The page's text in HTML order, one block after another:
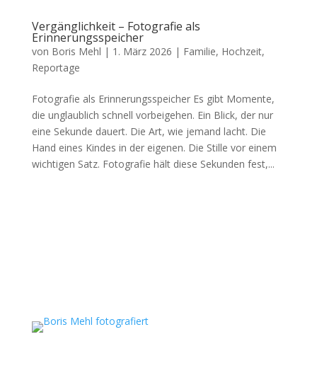
Vergänglichkeit – Fotografie als
Erinnerungsspeicher
von Boris Mehl | 1. März 2026 | Familie, Hochzeit,
Reportage
Fotografie als Erinnerungsspeicher Es gibt Momente,
die unglaublich schnell vorbeigehen. Ein Blick, der nur
eine Sekunde dauert. Die Art, wie jemand lacht. Die
Hand eines Kindes in der eigenen. Die Stille vor einem
wichtigen Satz. Fotografie hält diese Sekunden fest,...